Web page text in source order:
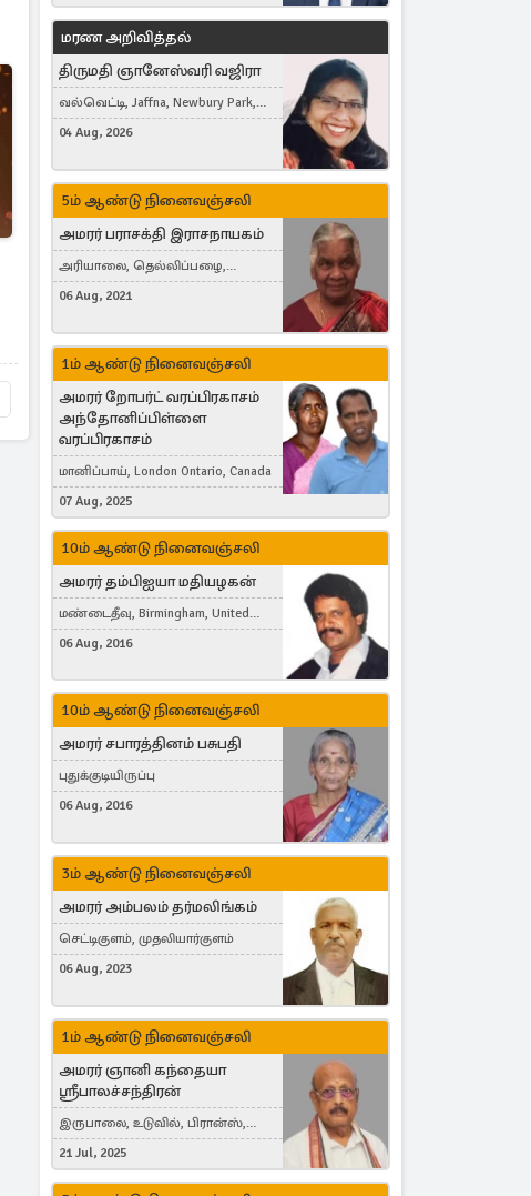
மரண அறிவித்தல்
திருமதி ஞானேஸ்வரி வஜிரா
வல்வெட்டி, Jaffna, Newbury Park,
United Kingdom
04 Aug, 2026
5ம் ஆண்டு நினைவஞ்சலி
அமரர் பராசக்தி இராசநாயகம்
அரியாலை, தெல்லிப்பழை,
Montreal, Canada
06 Aug, 2021
1ம் ஆண்டு நினைவஞ்சலி
அமரர் றோபர்ட் வரப்பிரகாசம்
அந்தோனிப்பிள்ளை
வரப்பிரகாசம்
மானிப்பாய், London Ontario, Canada
07 Aug, 2025
10ம் ஆண்டு நினைவஞ்சலி
அமரர் தம்பிஐயா மதியழகன்
மண்டைதீவு, Birmingham, United
Kingdom
06 Aug, 2016
10ம் ஆண்டு நினைவஞ்சலி
அமரர் சபாரத்தினம் பசுபதி
புதுக்குடியிருப்பு
06 Aug, 2016
3ம் ஆண்டு நினைவஞ்சலி
அமரர் அம்பலம் தர்மலிங்கம்
செட்டிகுளம், முதலியார்குளம்
06 Aug, 2023
1ம் ஆண்டு நினைவஞ்சலி
அமரர் ஞானி கந்தையா
ஸ்ரீபாலச்சந்திரன்
இருபாலை, உடுவில், பிரான்ஸ்,
France
21 Jul, 2025